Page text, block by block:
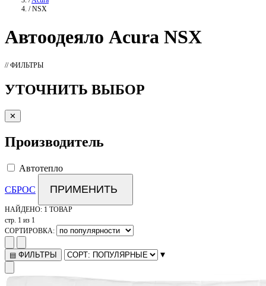
/ NSX
Автоодеяло Acura NSX
// ФИЛЬТРЫ
УТОЧНИТЬ ВЫБОР
✕
Производитель
Автотепло
СБРОС ПРИМЕНИТЬ
НАЙДЕНО: 1 ТОВАР
стр. 1 из 1
СОРТИРОВКА:
▤ ФИЛЬТРЫ ▾